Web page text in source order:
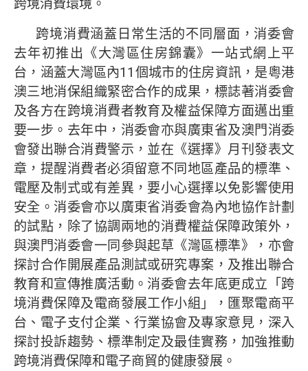
跨境消費環境。
跨境消費涵蓋日常生活的不同層面，消委會
去年初推出《大灣區住房錦囊》一站式網上平
台，涵蓋大灣區內11個城市的住房資訊，是粵港
澳三地消保組織緊密合作的成果，標誌著消委會
及各方在跨境消費者教育及權益保障方面邁出重
要一步。去年中，消委會亦與廣東省及澳門消委
會發出聯合消費警示，並在《選擇》月刊發表文
章，提醒消費者必須留意不同地區產品的標準、
電壓及制式或有差異，要小心選擇以免影響使用
安全。消委會亦以廣東省消委會為內地協作計劃
的試點，除了協調兩地的消費權益保障政策外，
與澳門消委會一同參與起草《灣區標準》，亦會
探討合作開展產品測試或研究專案，及推出聯合
教育和宣傳推廣活動。消委會去年底更成立「跨
境消費保障及電商發展工作小組」，匯聚電商平
台、電子支付企業、行業協會及專家意見，深入
探討投訴趨勢、標準制定及最佳實務，加強推動
跨境消費保障和電子商貿的健康發展。